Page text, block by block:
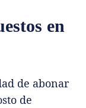
en
de abonar
de